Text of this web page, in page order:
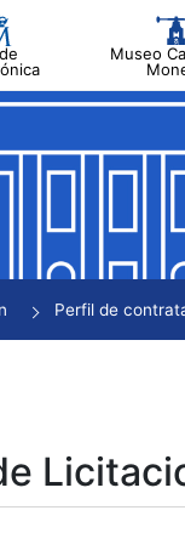
Museo
Perfil de